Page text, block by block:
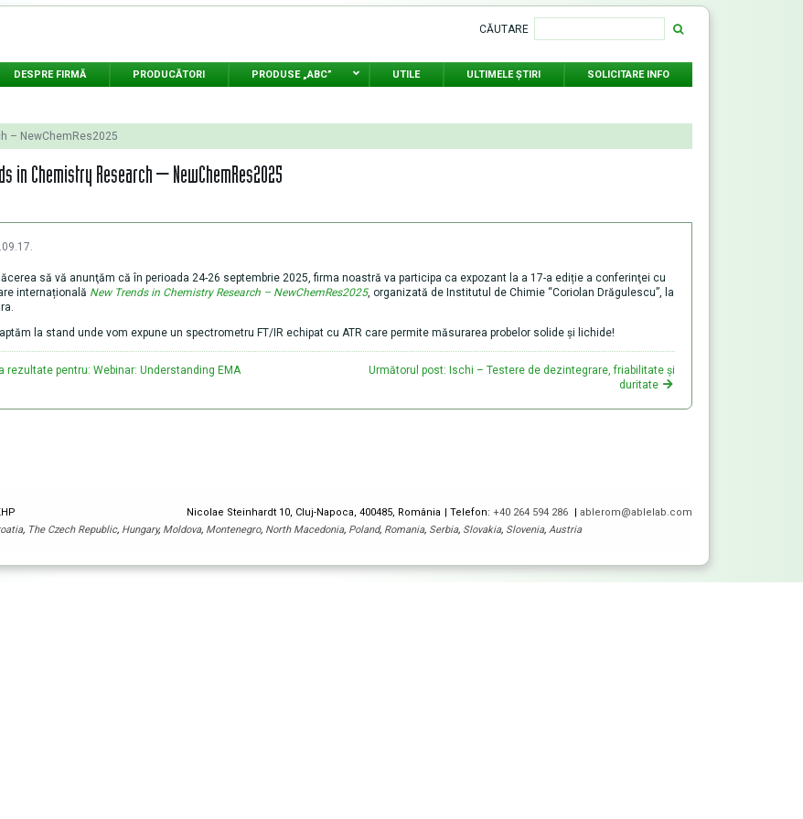
CĂUTARE
DESPRE FIRMĂ PRODUCĂTORI PRODUSE „ABC” UTILE ULTIMELE ŞTIRI SOLICITARE INFO
– NewChemRes2025
in Chemistry Research – NewChemRes2025
să vă anunţăm că în perioada 24-26 septembrie 2025, firma noastră va participa ca expozant la a 17-a ediție a conferinţei cu
internațională New Trends in Chemistry Research – NewChemRes2025, organizată de Institutul de Chimie “Coriolan Drăgulescu”, la
la stand unde vom expune un spectrometru FT/IR echipat cu ATR care permite măsurarea probelor solide și lichide!
rezultate pentru: Webinar: Understanding EMA
Următorul post: Ischi – Testere de dezintegrare, friabilitate și
duritate
Nicolae Steinhardt 10, Cluj-Napoca, 400485, România Telefon: +40 264 594 286
ablerom@ablelab.com
, The Czech Republic, Hungary, Moldova, Montenegro, North Macedonia, Poland, Romania, Serbia, Slovakia, Slovenia, Austria